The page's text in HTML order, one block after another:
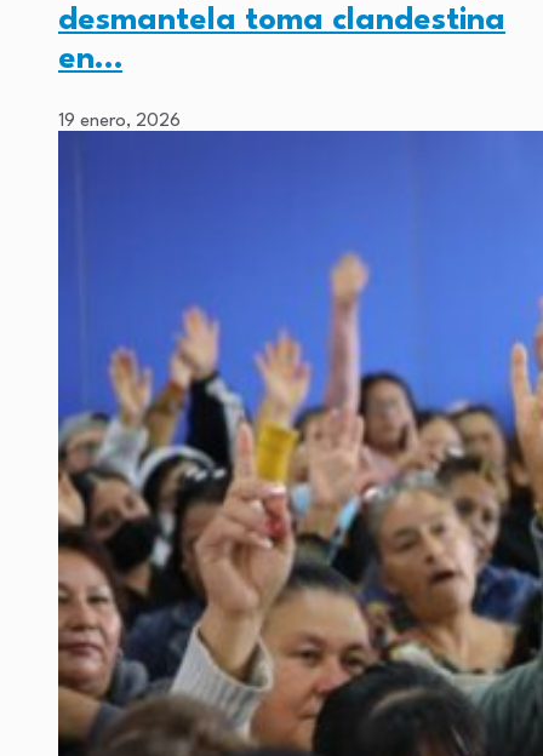
desmantela toma clandestina
en…
19 enero, 2026